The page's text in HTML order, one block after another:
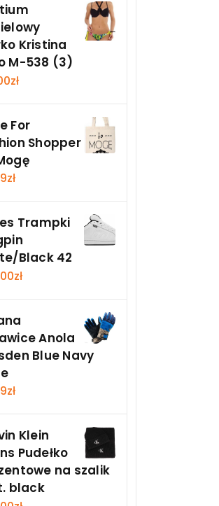
Kristina
M-538 (3)
zł
For
Shopper
zł
Trampki
Black 42
zł
Anola
Blue Navy
zł
Klein
Pudełko
na szalik
black